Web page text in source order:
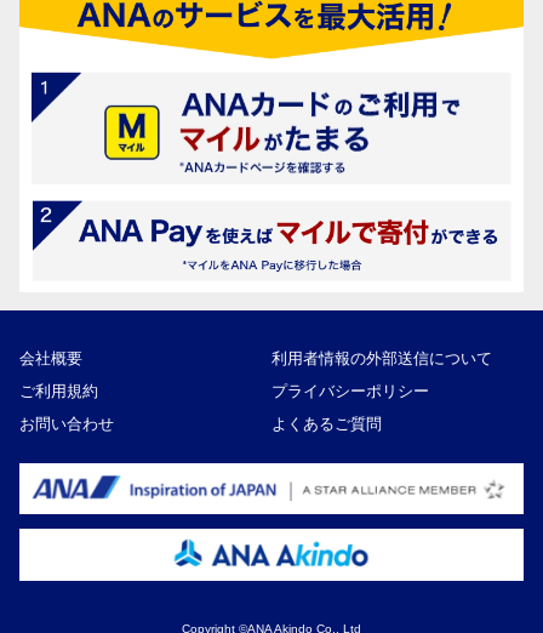
会社概要
利用者情報の外部送信について
ご利用規約
プライバシーポリシー
お問い合わせ
よくあるご質問
Copyright ©ANA Akindo Co., Ltd